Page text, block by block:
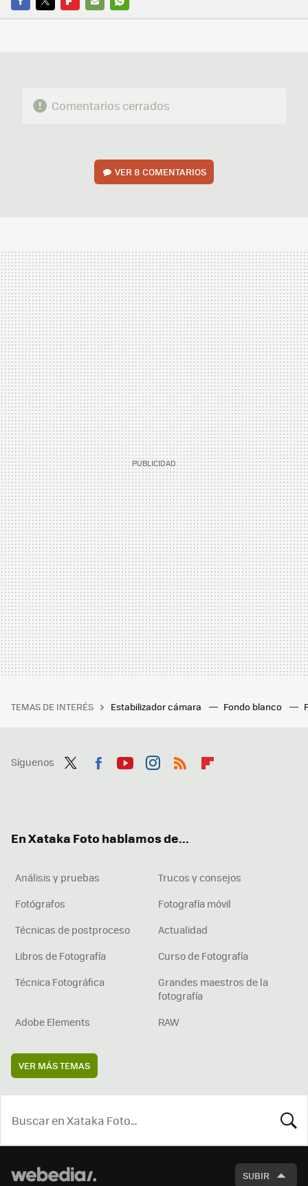
FACEBOOK
TWITTERFLIPBOARD
E-
WHATSAPP
Comentarios cerrados
VER8 COMENTARIOS
TEMAS DE INTERÉS Estabilizador cámara Fondo blanco
Síguenos
En Xataka Foto hablamos de...
Análisis y pruebas
Trucos y consejos
Fotógrafos
Fotografía móvil
Técnicas de postproceso
Actualidad
Libros de Fotografía
Curso de Fotografía
Técnica Fotográfica
Grandes maestros de la
fotografía
Adobe Elements
RAW
VER MÁS TEMAS
SUBIR